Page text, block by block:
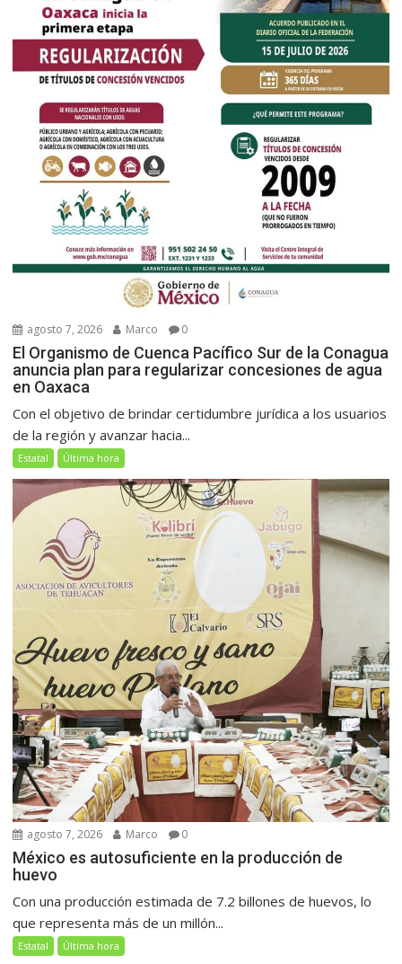
agosto 7, 2026 Marco 0
El Organismo de Cuenca Pacífico Sur de la Conagua
anuncia plan para regularizar concesiones de agua
en Oaxaca
Con el objetivo de brindar certidumbre jurídica a los usuarios
de la región y avanzar hacia...
Estatal Última hora
agosto 7, 2026 Marco 0
México es autosuficiente en la producción de
huevo
Con una producción estimada de 7.2 billones de huevos, lo
que representa más de un millón...
Estatal Última hora